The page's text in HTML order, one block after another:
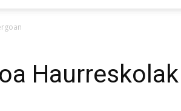
Haurreskolak